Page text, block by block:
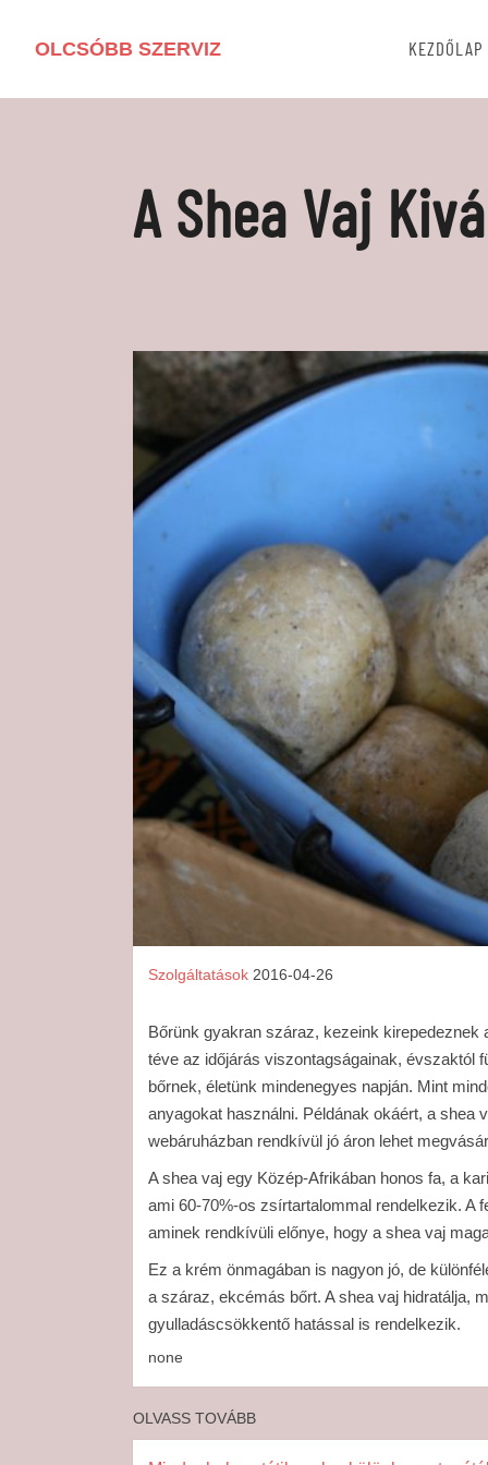
OLCSÓBB SZERVIZ KEZDŐLAP
A Shea Vaj
Szolgáltatások 2016-04-26
Bőrünk gyakran száraz, kezeink
téve az időjárás viszontagságainak, évszaktól
bőrnek, életünk mindenegyes napján. Mint
anyagokat használni. Példának okáért, a shea
webáruházban rendkívül jó áron lehet
A shea vaj egy Közép-Afrikában honos fa, a
ami 60-70%-os zsírtartalommal rendelkezik. A
aminek rendkívüli előnye, hogy a shea vaj
Ez a krém önmagában is nagyon jó, de
a száraz, ekcémás bőrt. A shea vaj hidratálja,
gyulladáscsökkentő hatással is rendelkezik.
none
OLVASS TOVÁBB